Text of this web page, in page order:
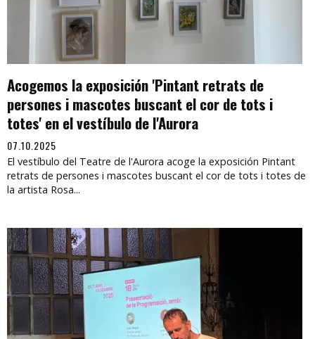
Acogemos la exposición 'Pintant retrats de
persones i mascotes buscant el cor de tots i
totes' en el vestíbulo de l'Aurora
07.10.2025
El vestíbulo del Teatre de l'Aurora acoge la exposición Pintant
retrats de persones i mascotes buscant el cor de tots i totes de
la artista Rosa...